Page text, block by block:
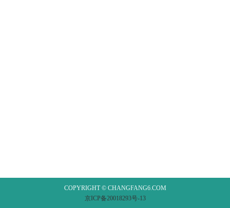
COPYRIGHT © CHANGFANG6.COM
京ICP备20018293号-13